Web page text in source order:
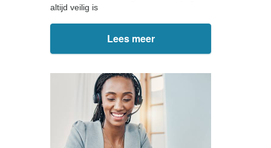
altijd veilig is
Lees meer